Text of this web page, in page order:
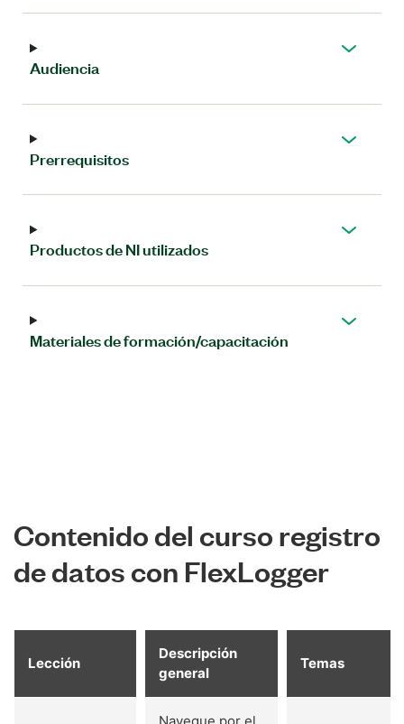
Audiencia
Prerrequisitos
Productos de NI utilizados
Materiales de formación/capacitación
Contenido del curso registro
de datos con FlexLogger
Lección
Descripción
general
Temas